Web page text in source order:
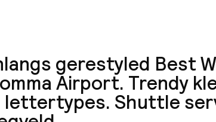
gerestyled Best
Airport. Trendy
lettertypes. Shuttle